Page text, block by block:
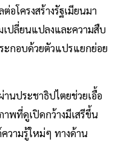
อโครงสร้างรัฐเมียนมา
เปลี่ยนแปลงและความสืบ
ะกอบด้วยตัวแปรแยกย่อย
านประชาธิปไตยช่วยเอื้อ
พที่ดูเปิดกว้างมีเสรีขึ้น
วามรู้ใหม่ๆ ทางด้าน